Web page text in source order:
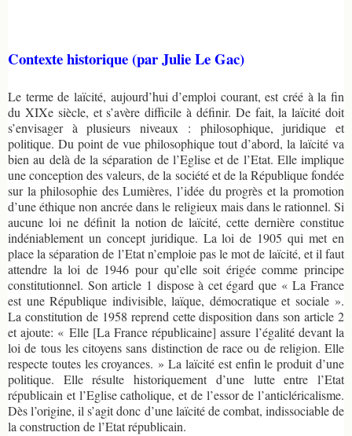
Contexte historique (par Julie Le Gac)
Le terme de laïcité, aujourd’hui d’emploi courant, est créé à la fin
du XIXe siècle, et s’avère difficile à définir. De fait, la laïcité doit
s’envisager à plusieurs niveaux : philosophique, juridique et
politique. Du point de vue philosophique tout d’abord, la laïcité va
bien au delà de la séparation de l’Eglise et de l’Etat. Elle implique
une conception des valeurs, de la société et de la République fondée
sur la philosophie des Lumières, l’idée du progrès et la promotion
d’une éthique non ancrée dans le religieux mais dans le rationnel. Si
aucune loi ne définit la notion de laïcité, cette dernière constitue
indéniablement un concept juridique. La loi de 1905 qui met en
place la séparation de l’Etat n’emploie pas le mot de laïcité, et il faut
attendre la loi de 1946 pour qu’elle soit érigée comme principe
constitutionnel. Son article 1 dispose à cet égard que « La France
est une République indivisible, laïque, démocratique et sociale ».
La constitution de 1958 reprend cette disposition dans son article 2
et ajoute: « Elle [La France républicaine] assure l’égalité devant la
loi de tous les citoyens sans distinction de race ou de religion. Elle
respecte toutes les croyances. » La laïcité est enfin le produit d’une
politique. Elle résulte historiquement d’une lutte entre l’Etat
républicain et l’Eglise catholique, et de l’essor de l’anticléricalisme.
Dès l’origine, il s’agit donc d’une laïcité de combat, indissociable de
la construction de l’Etat républicain.